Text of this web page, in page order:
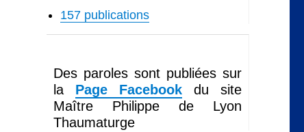
157 publications
Des paroles sont publiées sur
la Page Facebookdu site
Maître Philippe de Lyon
Thaumaturge